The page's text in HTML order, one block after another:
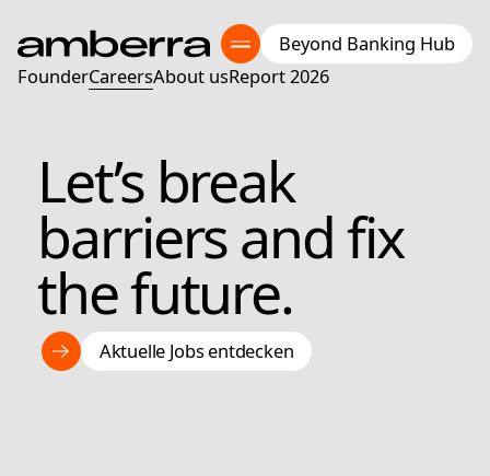
Beyond Banking Hub
FounderCareersAbout usReport 2026
Let’s break
barriers and fix
the future.
Aktuelle Jobs entdecken